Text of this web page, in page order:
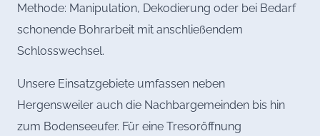
Methode: Manipulation, Dekodierung oder bei Bedarf
schonende Bohrarbeit mit anschließendem
Schlosswechsel.
Unsere Einsatzgebiete umfassen neben
Hergensweiler auch die Nachbargemeinden bis hin
zum Bodenseeufer. Für eine Tresoröffnung